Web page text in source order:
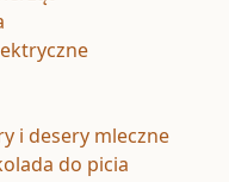
i desery mleczne
do picia